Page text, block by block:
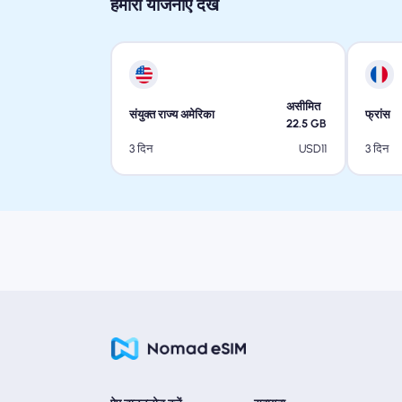
हमारी योजनाएं देखें
संयुक्त राज्य अमेरिका
असीमित
22.5 GB
3 दिन
USD11
फ्रांस
3 दिन